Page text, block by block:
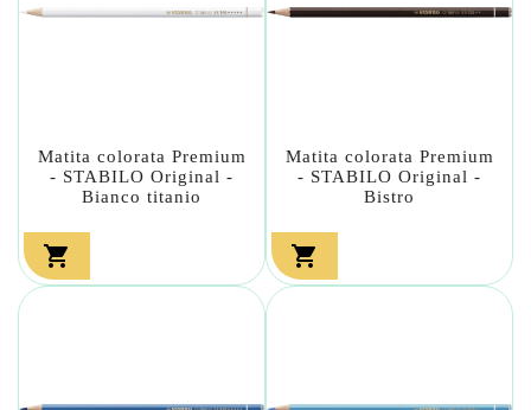
Matita colorata Premium
- STABILO Original -
Bianco titanio

Matita colorata Premium
- STABILO Original -
Bistro
